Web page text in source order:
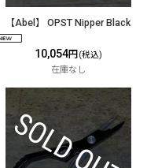
【Abel】 OPST Nipper Black
10,054円 (税込)
在庫なし